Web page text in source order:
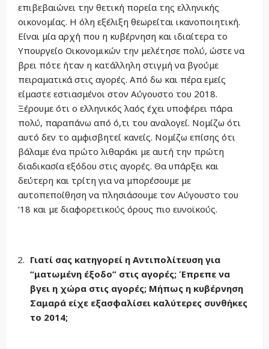
επιβεβαιώνει την θετική πορεία της ελληνικής
οικονομίας. Η όλη εξέλιξη θεωρείται ικανοποιητική.
Είναι μία αρχή που η κυβέρνηση και ιδιαίτερα το
Υπουργείο Οικονομικών την μελέτησε πολύ, ώστε να
βρει πότε ήταν η κατάλληλη στιγμή να βγούμε
πειραματικά στις αγορές. Από δω και πέρα εμείς
είμαστε εστιασμένοι στον Αύγουστο του 2018.
Ξέρουμε ότι ο ελληνικός λαός έχει υποφέρει πάρα
πολύ, παραπάνω από ό,τι του αναλογεί. Νομίζω ότι
αυτό δεν το αμφισβητεί κανείς. Νομίζω επίσης ότι
βάλαμε ένα πρώτο λιθαράκι με αυτή την πρώτη
διαδικασία εξόδου στις αγορές. Θα υπάρξει και
δεύτερη και τρίτη για να μπορέσουμε με
αυτοπεποίθηση να πλησιάσουμε τον Αύγουστο του
‘18 και με διαφορετικούς όρους πιο ευνοϊκούς.
Γιατί σας κατηγορεί η Αντιπολίτευση για
“ματωμένη έξοδο” στις αγορές; Έπρεπε να
βγει η χώρα στις αγορές; Μήπως η κυβέρνηση
Σαμαρά είχε εξασφαλίσει καλύτερες συνθήκες
το 2014;